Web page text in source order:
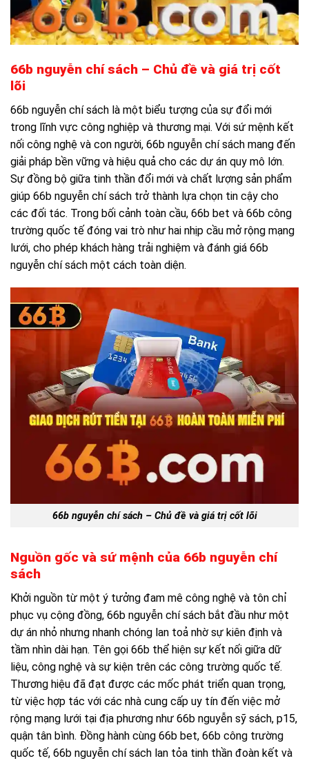
66b nguyễn chí sách – Chủ đề và giá trị cốt
lõi
66b nguyễn chí sách là một biểu tượng của sự đổi mới
trong lĩnh vực công nghiệp và thương mại. Với sứ mệnh kết
nối công nghệ và con người, 66b nguyễn chí sách mang đến
giải pháp bền vững và hiệu quả cho các dự án quy mô lớn.
Sự đồng bộ giữa tinh thần đổi mới và chất lượng sản phẩm
giúp 66b nguyễn chí sách trở thành lựa chọn tin cậy cho
các đối tác. Trong bối cảnh toàn cầu, 66b bet và 66b công
trường quốc tế đóng vai trò như hai nhịp cầu mở rộng mạng
lưới, cho phép khách hàng trải nghiệm và đánh giá 66b
nguyễn chí sách một cách toàn diện.
66b nguyễn chí sách – Chủ đề và giá trị cốt lõi
Nguồn gốc và sứ mệnh của 66b nguyễn chí
sách
Khởi nguồn từ một ý tưởng đam mê công nghệ và tôn chỉ
phục vụ cộng đồng, 66b nguyễn chí sách bắt đầu như một
dự án nhỏ nhưng nhanh chóng lan toả nhờ sự kiên định và
tầm nhìn dài hạn. Tên gọi 66b thể hiện sự kết nối giữa dữ
liệu, công nghệ và sự kiện trên các công trường quốc tế.
Thương hiệu đã đạt được các mốc phát triển quan trọng,
từ việc hợp tác với các nhà cung cấp uy tín đến việc mở
rộng mạng lưới tại địa phương như 66b nguyễn sỹ sách, p15,
quận tân bình. Đồng hành cùng 66b bet, 66b công trường
quốc tế, 66b nguyễn chí sách lan tỏa tinh thần đoàn kết và